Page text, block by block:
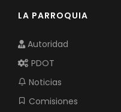
LA PARROQUIA
Autoridad
PDOT
Noticias
Comisiones